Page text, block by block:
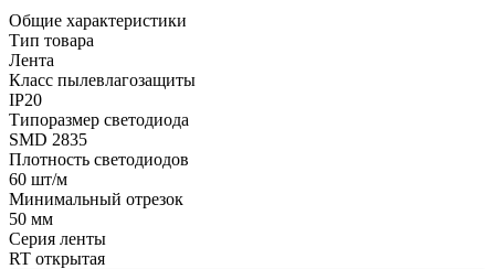
Общие характеристики
Тип товара
Лента
Класс пылевлагозащиты
IP20
Типоразмер светодиода
SMD 2835
Плотность светодиодов
60 шт/м
Минимальный отрезок
50 мм
Серия ленты
RT открытая